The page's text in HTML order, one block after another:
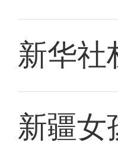
新华社
新疆女